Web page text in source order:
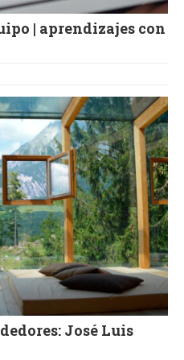
| aprendizajes con
José Luis